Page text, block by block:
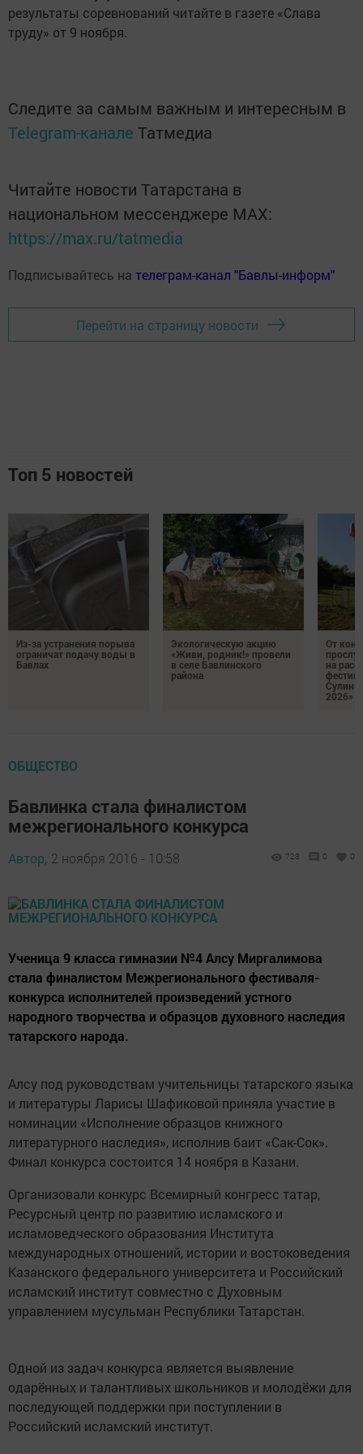
результаты соревнований читайте в газете «Слава
труду» от 9 ноября.
Следите за самым важным и интересным в
Telegram-канале Татмедиа
Читайте новости Татарстана в
национальном мессенджере MАХ:
https://max.ru/tatmedia
Подписывайтесь на телеграм-канал "Бавлы-информ"
Перейти на страницу новости
Топ 5 новостей
Из-за устранения порыва
ограничат подачу воды в
Бавлах
Экологическую акцию
«Живи, родник!» провели
в селе Бавлинского
района
От
на
2026»
ОБЩЕСТВО
Бавлинка стала финалистом
межрегионального конкурса
Автор, 2 ноября 2016 - 10:58 728 0 0
Ученица 9 класса гимназии №4 Алсу Миргалимова
стала финалистом Межрегионального фестиваля-
конкурса исполнителей произведений устного
народного творчества и образцов духовного наследия
татарского народа.
Алсу под руководствам учительницы татарского языка
и литературы Ларисы Шафиковой приняла участие в
номинации «Исполнение образцов книжного
литературного наследия», исполнив баит «Сак-Сок».
Финал конкурса состоится 14 ноября в Казани.
Организовали конкурс Всемирный конгресс татар,
Ресурсный центр по развитию исламского и
исламоведческого образования Института
международных отношений, истории и востоковедения
Казанского федерального университета и Российский
исламский институт совместно с Духовным
управлением мусульман Республики Татарстан.
Одной из задач конкурса является выявление
одарённых и талантливых школьников и молодёжи для
последующей поддержки при поступлении в
Российский исламский институт.